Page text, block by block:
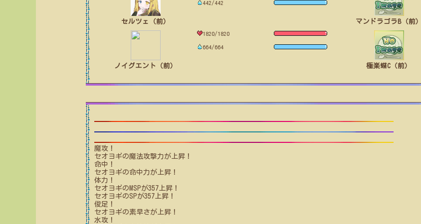
セルツェ（前）
442/442
ノイグエント（前）
1820/1820
664/664
マンドラゴラB（前）
極楽蝶C（前）
魔攻！
セオヨギの魔法攻撃力が上昇！
命中！
セオヨギの命中力が上昇！
体力！
セオヨギのMSPが357上昇！
セオヨギのSPが357上昇！
俊足！
セオヨギの素早さが上昇！
水攻！